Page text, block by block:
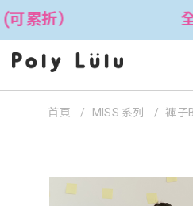
全館3件88折！🦄 滿
首頁 MISS.系列 褲子